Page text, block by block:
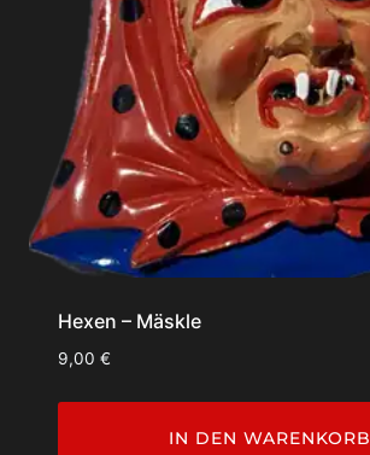
Hexen – Mäskle
9,00 €
IN DEN WARENKORB